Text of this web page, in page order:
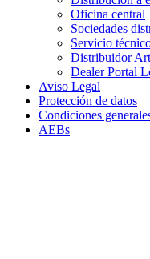
Oficina central
Sociedades
Servicio
Distribuidor
Dealer Portal
Aviso Legal
Protección de datos
Condiciones
AEBs